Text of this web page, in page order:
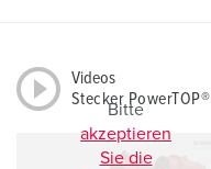
Videos
Stecker
Bitte
akzeptieren
Sie die